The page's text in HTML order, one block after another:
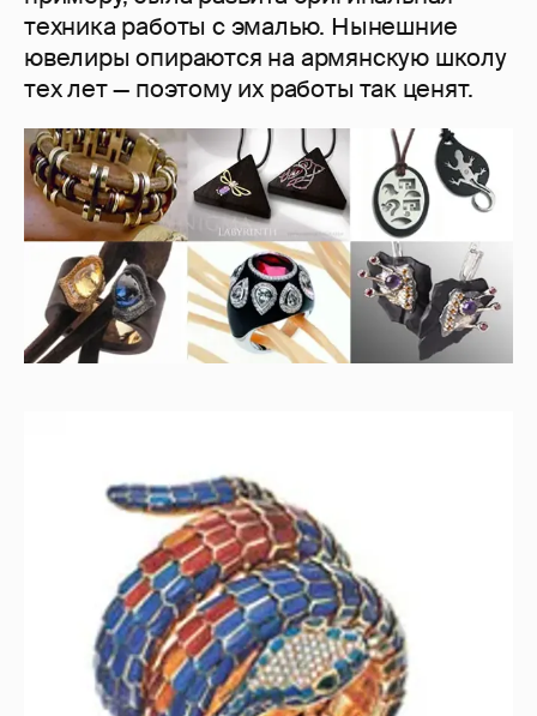
техника работы с эмалью. Нынешние
ювелиры опираются на армянскую школу
тех лет — поэтому их работы так ценят.